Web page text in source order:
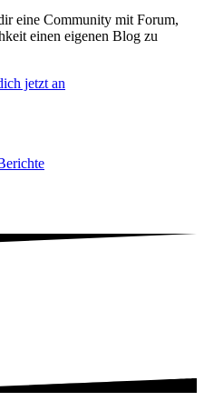
eine Community mit Forum,
einen eigenen Blog zu
jetzt an